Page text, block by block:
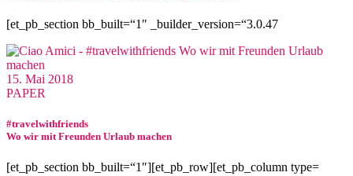
[et_pb_section bb_built=“1″ _builder_version=“3.0.47
15. Mai 2018
PAPER
#travelwithfriends
Wo wir mit Freunden Urlaub machen
[et_pb_section bb_built=“1″][et_pb_row][et_pb_column type=